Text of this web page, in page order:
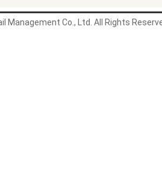
Management Co., Ltd. All Rights